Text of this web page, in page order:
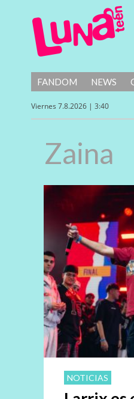
FANDOM NEWS
Viernes 7.8.2026 | 3:40
Zaina
NOTICIAS